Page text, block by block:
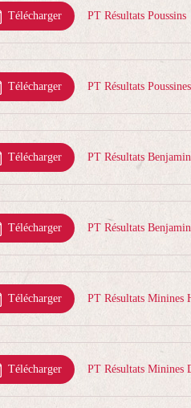
Télécharger PT Résultats Poussins
Télécharger PT Résultats Poussines
Télécharger PT Résultats
Télécharger PT Résultats
Télécharger PT Résultats Minines
Télécharger PT Résultats Minines